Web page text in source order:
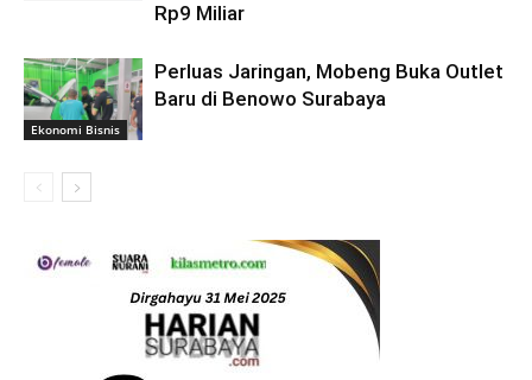
Rp9 Miliar
Ekonomi Bisnis
Perluas Jaringan, Mobeng Buka Outlet
Baru di Benowo Surabaya